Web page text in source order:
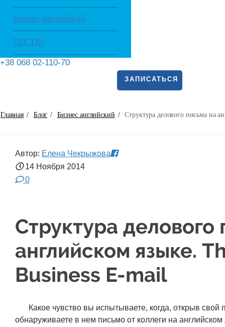
Бизнес английский
ТЕСТЫ
+38 068 02-110-70
ЗАПИСАТЬСЯ
Главная / Блог / Бизнес английский / Структура делового письма на
Автор: Елена Чекрыжова
14 Ноября 2014
0
Структура делового
английском языке.
Business E-mail
Какое чувство вы испытываете, когда, открыв
обнаруживаете в нем письмо от коллеги на